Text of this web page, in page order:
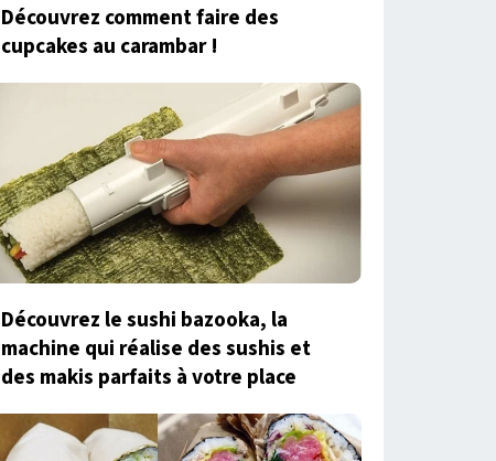
Découvrez comment faire des
cupcakes au carambar !
Découvrez le sushi bazooka, la
machine qui réalise des sushis et
des makis parfaits à votre place